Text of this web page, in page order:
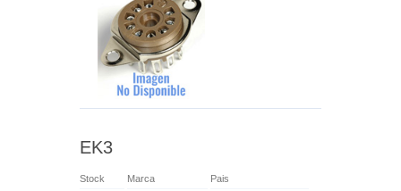
EK3
Stock Marca
Pais